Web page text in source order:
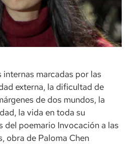
marcadas por las
externa, la dificultad de
de dos mundos, la
la vida en toda su
del poemario Invocación a las
obra de Paloma Chen